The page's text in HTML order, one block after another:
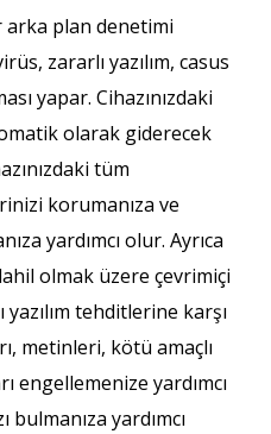
arka plan denetimi
zararlı yazılım, casus
yapar. Cihazınızdaki
olarak giderecek
tüm
korumanıza ve
yardımcı olur. Ayrıca
olmak üzere çevrimiçi
tehditlerine karşı
metinleri, kötü amaçlı
engellemenize yardımcı
bulmanıza yardımcı